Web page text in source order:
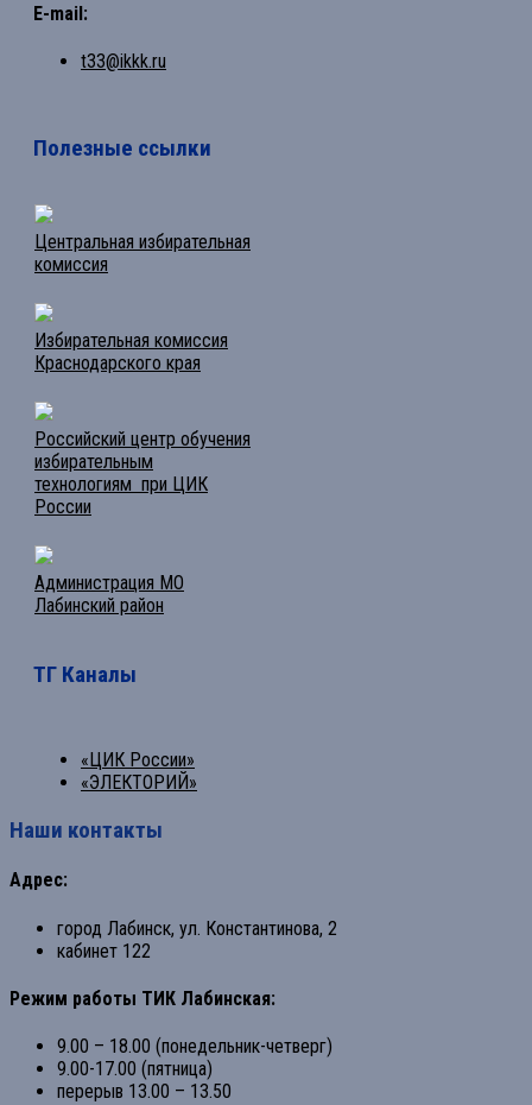
E-mail:
t33@ikkk.ru
Полезные ссылки
Центральная избирательная
комиссия
Избирательная комиссия
Краснодарского края
Российский центр обучения
избирательным
технологиям при ЦИК
России
Администрация МО
Лабинский район
ТГ Каналы
«ЦИК России»
«ЭЛЕКТОРИЙ»
Наши контакты
Адрес:
город Лабинск, ул. Константинова, 2
кабинет 122
Режим работы ТИК Лабинская:
9.00 – 18.00 (понедельник-четверг)
9.00-17.00 (пятница)
перерыв 13.00 – 13.50